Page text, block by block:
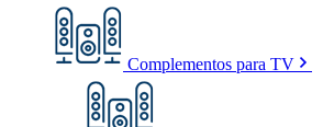
Complementos para TV